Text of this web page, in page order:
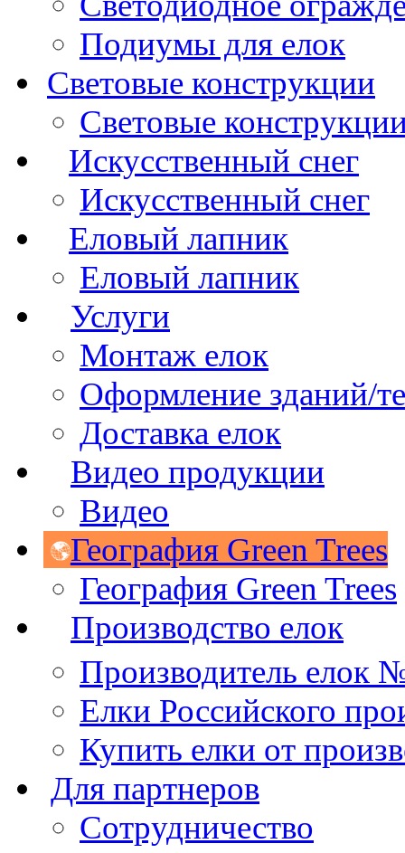
Подиумы для елок
Световые конструкции
Световые
Искусственный снег
Искусственный снег
Еловый лапник
Еловый лапник
Услуги
Монтаж елок
Оформление зданий/
Доставка елок
Видео продукции
Видео
География Green Trees
География Green Trees
Производство елок
Производитель елок
Елки Российского
Купить елки от
Для партнеров
Сотрудничество